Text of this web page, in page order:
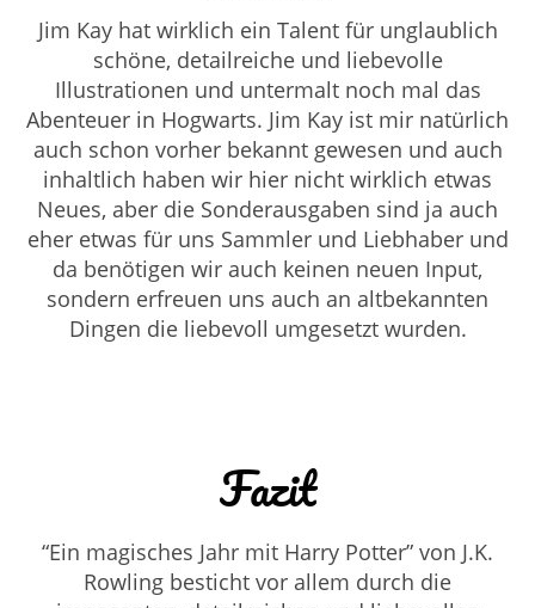
Jim Kay hat wirklich ein Talent für unglaublich
schöne, detailreiche und liebevolle
Illustrationen und untermalt noch mal das
Abenteuer in Hogwarts. Jim Kay ist mir natürlich
auch schon vorher bekannt gewesen und auch
inhaltlich haben wir hier nicht wirklich etwas
Neues, aber die Sonderausgaben sind ja auch
eher etwas für uns Sammler und Liebhaber und
da benötigen wir auch keinen neuen Input,
sondern erfreuen uns auch an altbekannten
Dingen die liebevoll umgesetzt wurden.
Fazit
“Ein magisches Jahr mit Harry Potter” von J.K.
Rowling besticht vor allem durch die